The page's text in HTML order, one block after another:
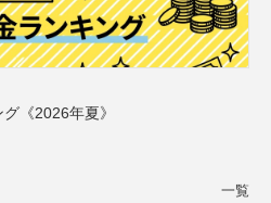
《2026年夏》
一覧